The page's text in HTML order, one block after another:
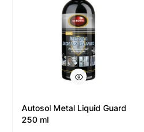
Autosol Metal Liquid Guard
250 ml